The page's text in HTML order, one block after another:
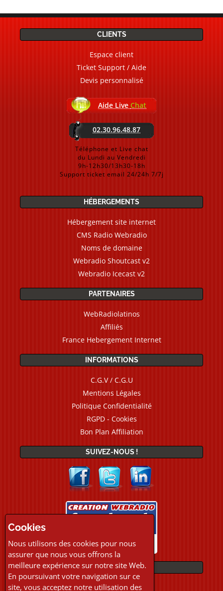
CLIENTS
Espace client
Ticket Support / Aide
Devis personnalisé
Aide Live Chat
02.30.96.48.87
Téléphone et Live chat
du Lundi au Vendredi
9h-12h30/13h30-18h
Support ticket email 24/24h 7/7j
HÉBERGEMENTS
Hébergement site internet
CMS Radio Webradio
Noms de domaine
Webradio Shoutcast v2
Webradio Icecast v2
PARTENAIRES
WebRadiolatinos
Affiliés
France Hebergement Internet
INFORMATIONS
C.G.V / C.G.U
Mentions Légales
Politique Confidentialité
RGPD - Cookies
Bon Plan Affiliation
SUIVEZ-NOUS !
PAIEMENTS
Cookies
Nous utilisons des cookies pour nous
assurer que nous vous offrons la
meilleure expérience sur notre site Web.
En poursuivant votre navigation sur ce
site, vous acceptez notre utilisation des